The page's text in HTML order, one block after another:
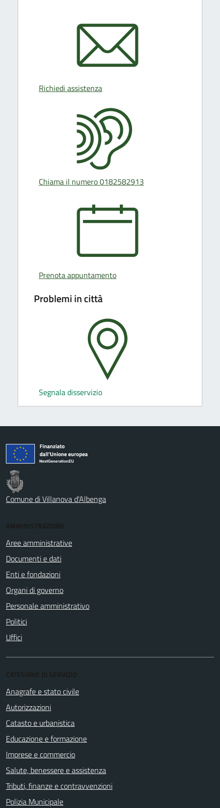
Richiedi assistenza
Chiama il numero 0182582913
Prenota appuntamento
Problemi in città
Segnala disservizio
Comune di Villanova d'Albenga
Aree amministrative
Documenti e dati
Enti e fondazioni
Organi di governo
Personale amministrativo
Politici
Uffici
Anagrafe e stato civile
Autorizzazioni
Catasto e urbanistica
Educazione e formazione
Imprese e commercio
Salute, benessere e assistenza
Tributi, finanze e contravvenzioni
Polizia Municipale